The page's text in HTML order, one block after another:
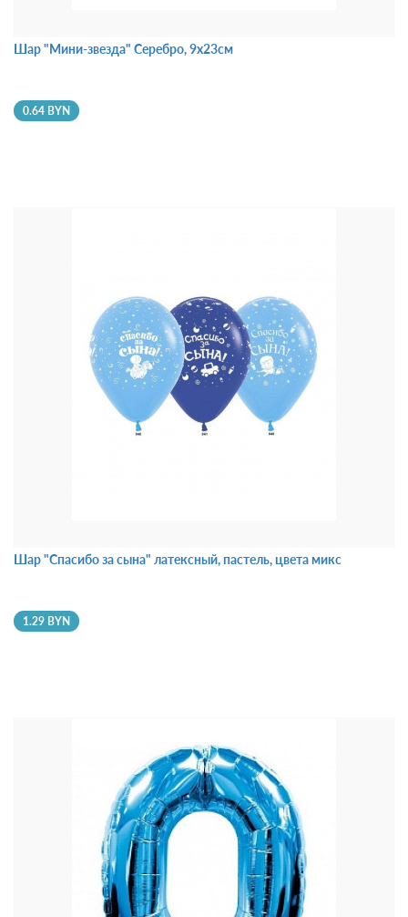
Шар "Мини-звезда" Серебро, 9х23см
0.64 BYN
Шар "Спасибо за сына" латексный, пастель, цвета микс
1.29 BYN